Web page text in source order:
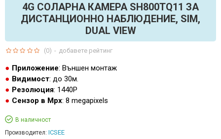
4G СОЛАРНА КАМЕРА SH800TQ11 ЗА
ДИСТАНЦИОННО НАБЛЮДЕНИЕ, SIM,
DUAL VIEW
Приложение: Външен монтаж
Видимост: до 30м.
Резолюция: 1440P
Сензор в Mpx: 8 megapixels
В наличност
Производител: ICSEE
(0) - добавете рейтинг